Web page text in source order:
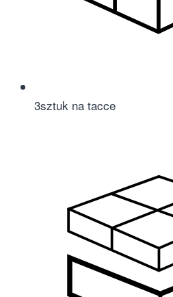
3sztuk na tacce